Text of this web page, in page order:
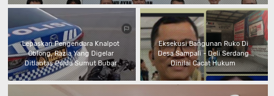
Lepaskan Pengendara Knalpot
Oblong, Razia Yang Digelar
Ditlantas Polda Sumut Bubar
Eksekusi Bangunan Ruko Di
Desa Sampali - Deli Serdang
Dinilai Cacat Hukum